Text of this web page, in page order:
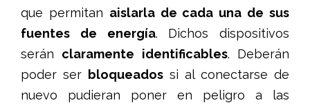
que permitan aislarla de cada una de sus
fuentes de energía. Dichos dispositivos
serán claramente identificables. Deberán
poder ser bloqueados si al conectarse de
nuevo pudieran poner en peligro a las